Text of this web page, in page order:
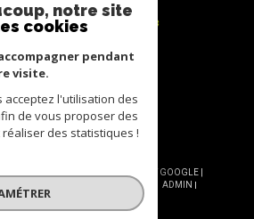
| TRADUCTION POWERED BY GOOGLE |
MENTIONS LÉGALES
ADMIN
POLITIQUE RGPD
notre site
cookies
pendant
visite.
acceptez l'utilisation des
de vous proposer des
des statistiques !